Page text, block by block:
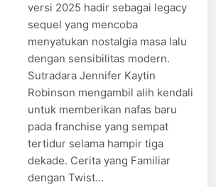
versi 2025 hadir sebagai legacy
sequel yang mencoba
menyatukan nostalgia masa lalu
dengan sensibilitas modern.
Sutradara Jennifer Kaytin
Robinson mengambil alih kendali
untuk memberikan nafas baru
pada franchise yang sempat
tertidur selama hampir tiga
dekade. Cerita yang Familiar
dengan Twist…